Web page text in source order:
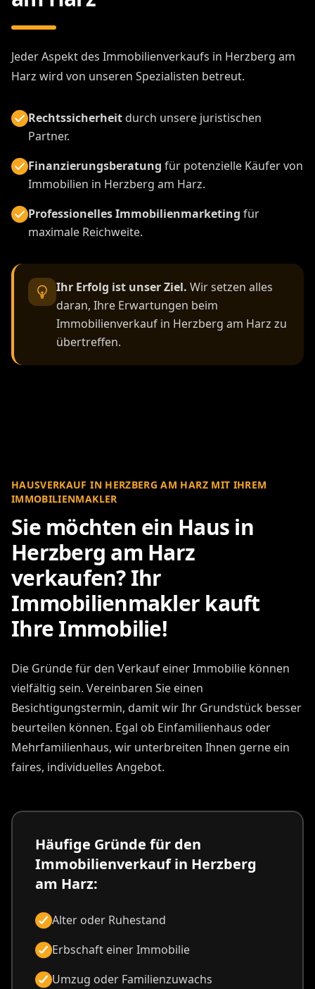
Jeder Aspekt des Immobilienverkaufs in Herzberg am
Harz wird von unseren Spezialisten betreut.
Rechtssicherheitdurch unsere juristischen
Partner.
Finanzierungsberatung für potenzielle Käufer von
Immobilien in Herzberg am Harz.
Professionelles Immobilienmarketing für
maximale Reichweite.
Ihr Erfolg ist unser Ziel. Wir setzen alles
daran, Ihre Erwartungen beim
Immobilienverkauf in Herzberg am Harz zu
übertreffen.
HAUSVERKAUF IN HERZBERG AM HARZ MIT IHREM
IMMOBILIENMAKLER
Sie möchten ein Haus in
Herzberg am Harz
verkaufen? Ihr
Immobilienmakler kauft
Ihre Immobilie!
Die Gründe für den Verkauf einer Immobilie können
vielfältig sein. Vereinbaren Sie einen
Besichtigungstermin, damit wir Ihr Grundstück besser
beurteilen können. Egal ob Einfamilienhaus oder
Mehrfamilienhaus, wir unterbreiten Ihnen gerne ein
faires, individuelles Angebot.
Häufige Gründe für den
Immobilienverkauf in Herzberg
am Harz:
Alter oder Ruhestand
Erbschaft einer Immobilie
Umzug oder Familienzuwachs